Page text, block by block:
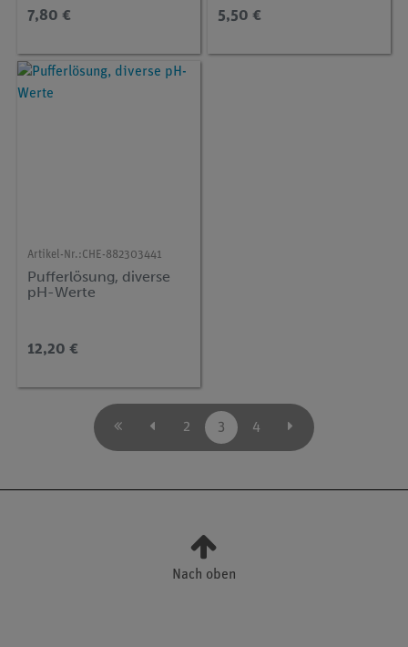
7,80 € 5,50 €
Artikel-Nr.:CHE-882303441
Pufferlösung, diverse
pH-Werte
12,20 €
2 3 4
Nach oben